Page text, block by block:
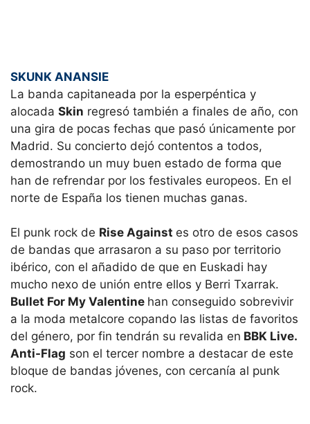
SKUNK ANANSIE
La banda capitaneada por la esperpéntica y
alocada Skin regresó también a finales de año, con
una gira de pocas fechas que pasó únicamente por
Madrid. Su concierto dejó contentos a todos,
demostrando un muy buen estado de forma que
han de refrendar por los festivales europeos. En el
norte de España los tienen muchas ganas.
El punk rock de Rise Against es otro de esos casos
de bandas que arrasaron a su paso por territorio
ibérico, con el añadido de que en Euskadi hay
mucho nexo de unión entre ellos y Berri Txarrak.
Bullet For My Valentine han conseguido sobrevivir
a la moda metalcore copando las listas de favoritos
del género, por fin tendrán su revalida en BBK Live.
Anti-Flag son el tercer nombre a destacar de este
bloque de bandas jóvenes, con cercanía al punk
rock.